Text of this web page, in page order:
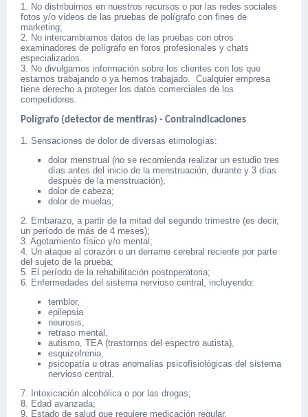
1. No distribuimos en nuestros recursos o por las redes sociales
fotos y/o videos de las pruebas de polígrafo con fines de
marketing;
2. No intercambiamos datos de las pruebas con otros
examinadores de polígrafo en foros profesionales y chats
especializados.
3. No divulgamos información sobre los clientes con los que
estamos trabajando o ya hemos trabajado. Cualquier empresa
tiene derecho a proteger los datos comerciales de los
competidores.
Polígrafo (detector de mentiras) - Contraindicaciones
1. Sensaciones de dolor de diversas etimologías:
dolor menstrual (no se recomienda realizar un estudio tres
días antes del inicio de la menstruación, durante y 3 días
después de la menstruación);
dolor de cabeza;
dolor de muelas;
2. Embarazo, a partir de la mitad del segundo trimestre (es decir,
un período de más de 4 meses);
3. Agotamiento físico y/o mental;
4. Un ataque al corazón o un derrame cerebral reciente por parte
del sujeto de la prueba;
5. El período de la rehabilitación postoperatoria;
6. Enfermedades del sistema nervioso central, incluyendo:
temblor,
epilepsia
neurosis,
retraso mental,
autismo, TEA (trastornos del espectro autista),
esquizofrenia,
psicopatía u otras anomalías psicofisiológicas del sistema
nervioso central.
7. Intoxicación alcohólica o por las drogas;
8. Edad avanzada;
9. Estado de salud que requiere medicación regular.